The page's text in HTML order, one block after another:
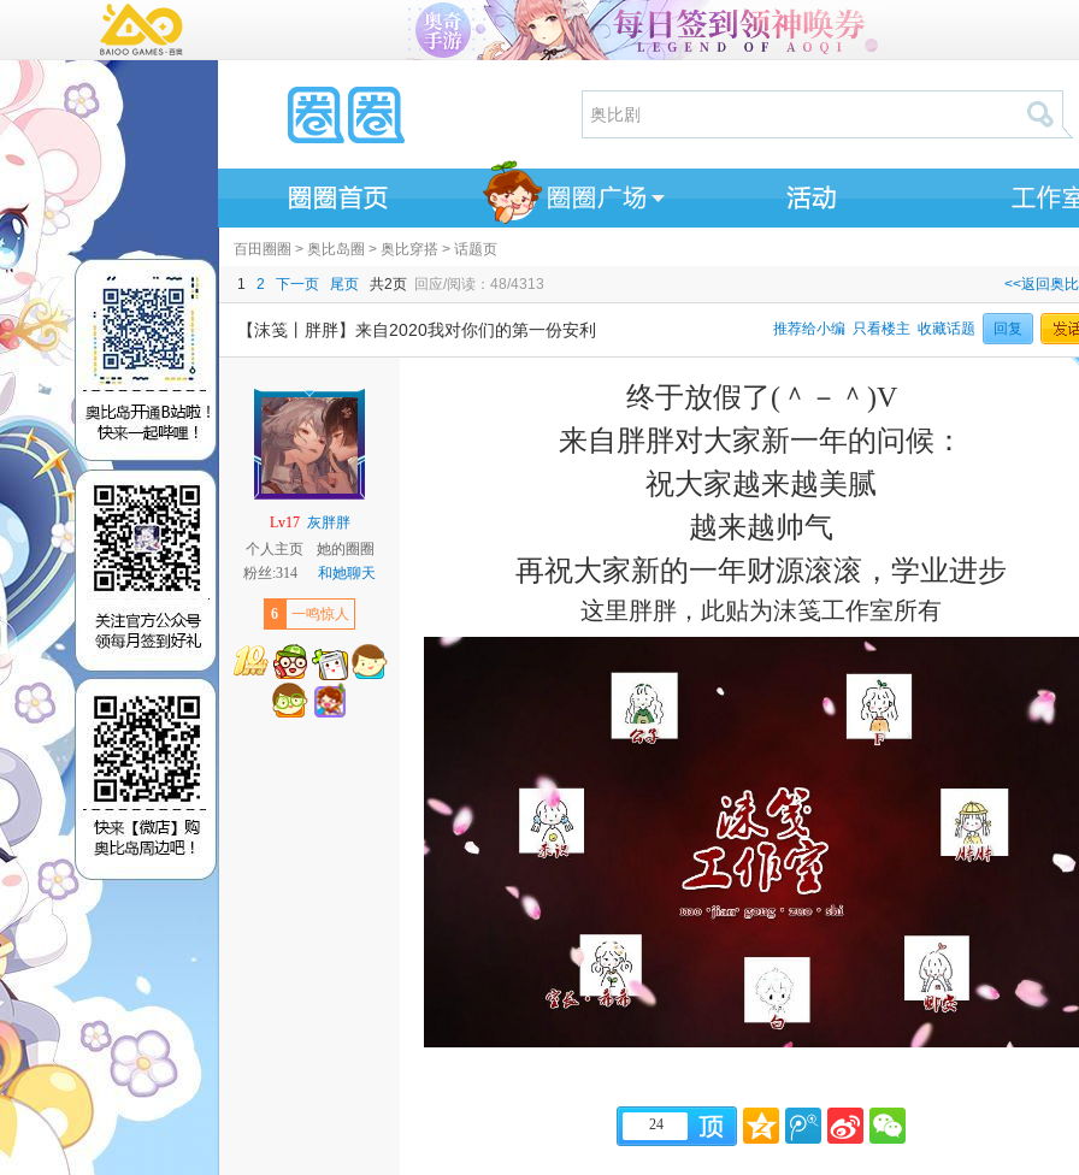
百田圈圈 > 奥比岛圈 > 奥比穿搭 > 话题页
<<返回奥
1 2 下一页 尾页 共2页 回应/阅读：48/4313
【沫笺丨胖胖】来自2020我对你们的第一份安利 回复
收藏话题
只看楼主
推荐给小编
Lv17 灰胖胖
个人主页
她的圈圈
粉丝:314
和她聊天
6 一鸣惊人
终于放假了(＾－＾)V
来自胖胖对大家新一年的问候：
祝大家越来越美腻
越来越帅气
再祝大家新的一年财源滚滚，学业进步
这里胖胖，此贴为沫笺工作室所有
24